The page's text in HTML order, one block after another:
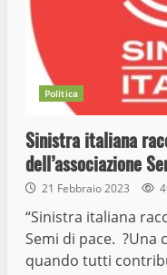
Politica
Sinistra italiana
dell’associazione
21 Febbraio 2023
“Sinistra italiana
Semi di pace. ?Una
quando tutti